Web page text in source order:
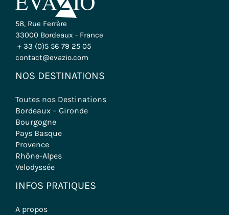
58, Rue Ferrère
33000 Bordeaux - France
+ 33 (0)5 56 79 25 05
contact@evazio.com
NOS DESTINATIONS
Toutes nos Destinations
Bordeaux – Gironde
Bourgogne
Pays Basque
Provence
Rhône-Alpes
Velodyssée
INFOS PRATIQUES
A propos